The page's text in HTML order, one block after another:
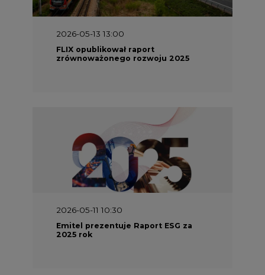
2026-05-13 13:00
FLIX opublikował raport
zrównoważonego rozwoju 2025
2026-05-11 10:30
Emitel prezentuje Raport ESG za
2025 rok